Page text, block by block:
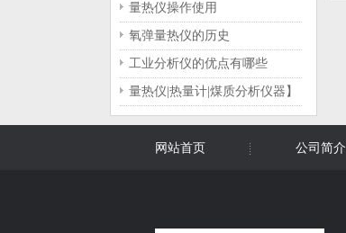
量热仪操作使用
氧弹量热仪的历史
工业分析仪的优点有哪些
量热仪|热量计|煤质分析仪器】
冬季量热仪的保养与维护
网站首页 公司简介